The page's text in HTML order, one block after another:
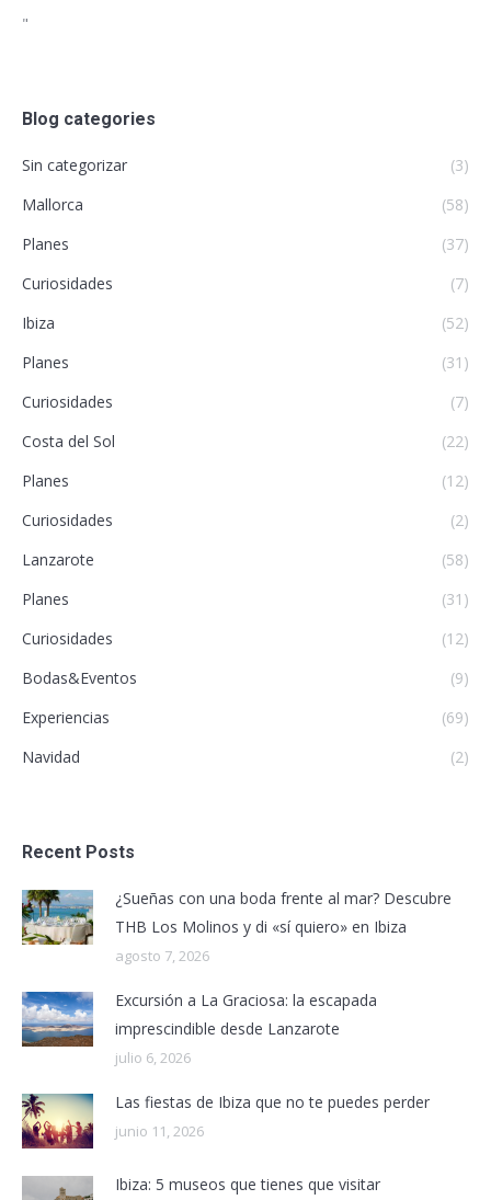
"
Blog categories
Sin categorizar
(3)
Mallorca
(58)
Planes
(37)
Curiosidades
(7)
Ibiza
(52)
Planes
(31)
Curiosidades
(7)
Costa del Sol
(22)
Planes
(12)
Curiosidades
(2)
Lanzarote
(58)
Planes
(31)
Curiosidades
(12)
Bodas&Eventos
(9)
Experiencias
(69)
Navidad
(2)
Recent Posts
¿Sueñas con una boda frente al mar? Descubre
THB Los Molinos y di «sí quiero» en Ibiza
agosto 7, 2026
Excursión a La Graciosa: la escapada
imprescindible desde Lanzarote
julio 6, 2026
Las fiestas de Ibiza que no te puedes perder
junio 11, 2026
Ibiza: 5 museos que tienes que visitar